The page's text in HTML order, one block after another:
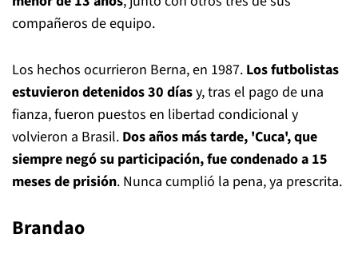
compañeros de equipo.
Los hechos ocurrieron Berna, en 1987. Los futbolistas
estuvieron detenidos 30 díasy, tras el pago de una
fianza, fueron puestos en libertad condicional y
volvieron a Brasil. Dos años más tarde, 'Cuca', que
siempre negó su participación, fue condenado a 15
meses de prisión. Nunca cumplió la pena, ya prescrita.
Brandao